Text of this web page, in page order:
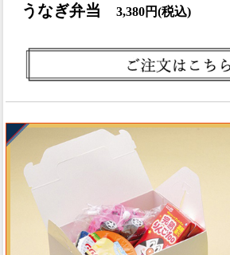
うなぎ弁当 3,380円(税込)